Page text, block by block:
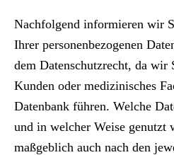
Nachfolgend informieren wir
Ihrer personenbezogenen
dem Datenschutzrecht, da wir
Kunden oder medizinisches
Datenbank führen. Welche
und in welcher Weise genutzt
maßgeblich auch nach den